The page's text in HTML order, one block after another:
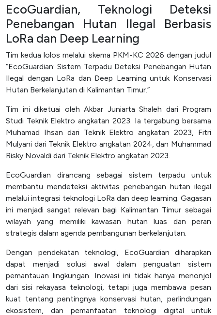
EcoGuardian, Teknologi Deteksi
Penebangan Hutan Ilegal Berbasis
LoRa dan Deep Learning
Tim kedua lolos melalui skema PKM-KC 2026 dengan judul
“EcoGuardian: Sistem Terpadu Deteksi Penebangan Hutan
Ilegal dengan LoRa dan Deep Learning untuk Konservasi
Hutan Berkelanjutan di Kalimantan Timur.”
Tim ini diketuai oleh Akbar Juniarta Shaleh dari Program
Studi Teknik Elektro angkatan 2023. Ia tergabung bersama
Muhamad Ihsan dari Teknik Elektro angkatan 2023, Fitri
Mulyani dari Teknik Elektro angkatan 2024, dan Muhammad
Risky Novaldi dari Teknik Elektro angkatan 2023.
EcoGuardian dirancang sebagai sistem terpadu untuk
membantu mendeteksi aktivitas penebangan hutan ilegal
melalui integrasi teknologi LoRa dan deep learning. Gagasan
ini menjadi sangat relevan bagi Kalimantan Timur sebagai
wilayah yang memiliki kawasan hutan luas dan peran
strategis dalam agenda pembangunan berkelanjutan.
Dengan pendekatan teknologi, EcoGuardian diharapkan
dapat menjadi solusi awal dalam penguatan sistem
pemantauan lingkungan. Inovasi ini tidak hanya menonjol
dari sisi rekayasa teknologi, tetapi juga membawa pesan
kuat tentang pentingnya konservasi hutan, perlindungan
ekosistem, dan pemanfaatan teknologi digital untuk